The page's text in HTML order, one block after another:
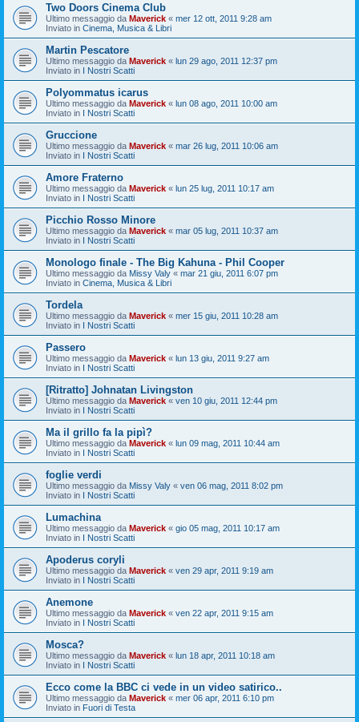
Two Doors Cinema Club
Ultimo messaggio da Maverick « mer 12 ott, 2011 9:28 am
Inviato in Cinema, Musica & Libri
Martin Pescatore
Ultimo messaggio da Maverick « lun 29 ago, 2011 12:37 pm
Inviato in I Nostri Scatti
Polyommatus icarus
Ultimo messaggio da Maverick « lun 08 ago, 2011 10:00 am
Inviato in I Nostri Scatti
Gruccione
Ultimo messaggio da Maverick « mar 26 lug, 2011 10:06 am
Inviato in I Nostri Scatti
Amore Fraterno
Ultimo messaggio da Maverick « lun 25 lug, 2011 10:17 am
Inviato in I Nostri Scatti
Picchio Rosso Minore
Ultimo messaggio da Maverick « mar 05 lug, 2011 10:37 am
Inviato in I Nostri Scatti
Monologo finale - The Big Kahuna - Phil Cooper
Ultimo messaggio da Missy Valy « mar 21 giu, 2011 6:07 pm
Inviato in Cinema, Musica & Libri
Tordela
Ultimo messaggio da Maverick « mer 15 giu, 2011 10:28 am
Inviato in I Nostri Scatti
Passero
Ultimo messaggio da Maverick « lun 13 giu, 2011 9:27 am
Inviato in I Nostri Scatti
[Ritratto] Johnatan Livingston
Ultimo messaggio da Maverick « ven 10 giu, 2011 12:44 pm
Inviato in I Nostri Scatti
Ma il grillo fa la pipì?
Ultimo messaggio da Maverick « lun 09 mag, 2011 10:44 am
Inviato in I Nostri Scatti
foglie verdi
Ultimo messaggio da Missy Valy « ven 06 mag, 2011 8:02 pm
Inviato in I Nostri Scatti
Lumachina
Ultimo messaggio da Maverick « gio 05 mag, 2011 10:17 am
Inviato in I Nostri Scatti
Apoderus coryli
Ultimo messaggio da Maverick « ven 29 apr, 2011 9:19 am
Inviato in I Nostri Scatti
Anemone
Ultimo messaggio da Maverick « ven 22 apr, 2011 9:15 am
Inviato in I Nostri Scatti
Mosca?
Ultimo messaggio da Maverick « lun 18 apr, 2011 10:18 am
Inviato in I Nostri Scatti
Ecco come la BBC ci vede in un video satirico..
Ultimo messaggio da Maverick « mer 06 apr, 2011 6:10 pm
Inviato in Fuori di Testa